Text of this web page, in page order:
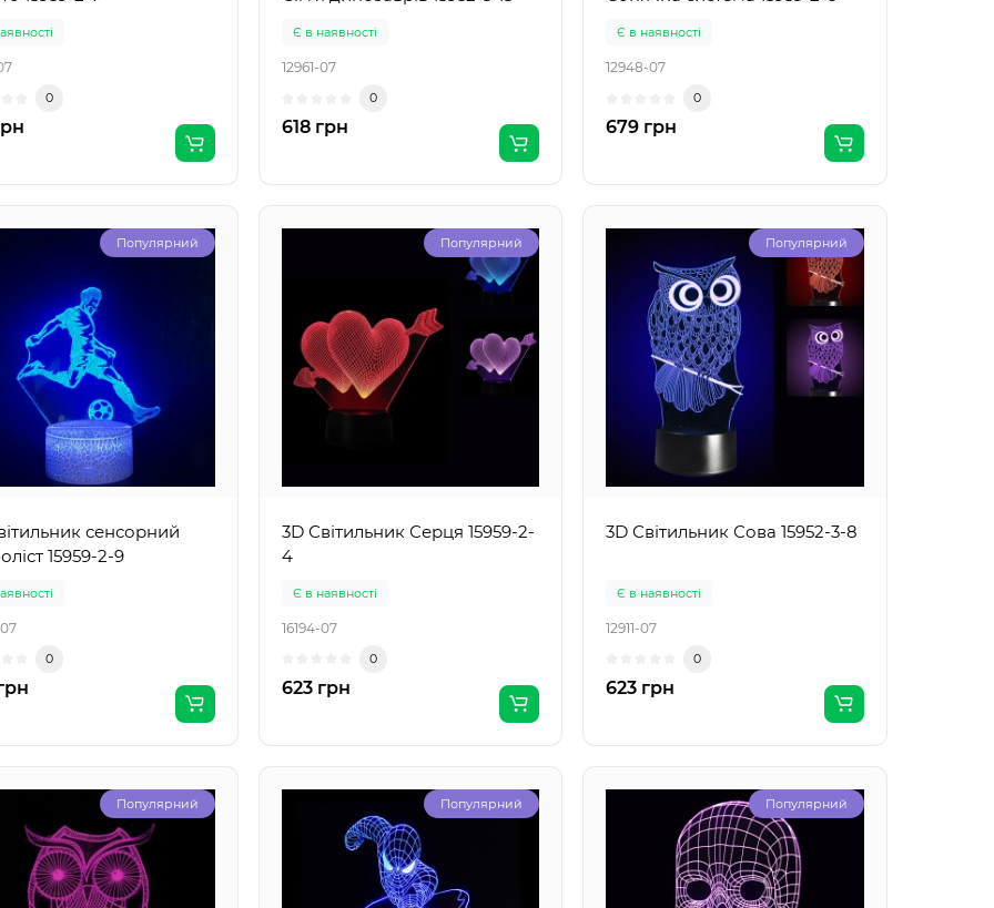
0
Є в наявності
12961-07
0
618 грн
Є в наявності
12948-07
0
679 грн
Популярний
сенсорний
15959-2-9
0
Популярний
3D Світильник Серця 15959-2-
4
Є в наявності
16194-07
0
623 грн
Популярний
3D Світильник Сова 15952-3-8
Є в наявності
12911-07
0
623 грн
Популярний Популярний Популярний